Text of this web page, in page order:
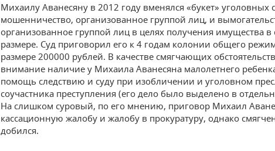
Михаилу Аванесяну в 2012 году вменялся «букет» уголовных
мошенничество, организованное группой лиц, и
организованное группой лиц в целях получения имущества в
размере. Суд приговорил его к 4 годам колонии общего
размере 200000 рублей. В качестве смягчающих
внимание наличие у Михаила Аванесяна малолетнего
помощь следствию и суду при изобличении и уголовном
соучастника преступления (его дело было выделено в
На слишком суровый, по его мнению, приговор Михаил
кассационную жалобу и жалобу в прокуратуру, однако
добился.